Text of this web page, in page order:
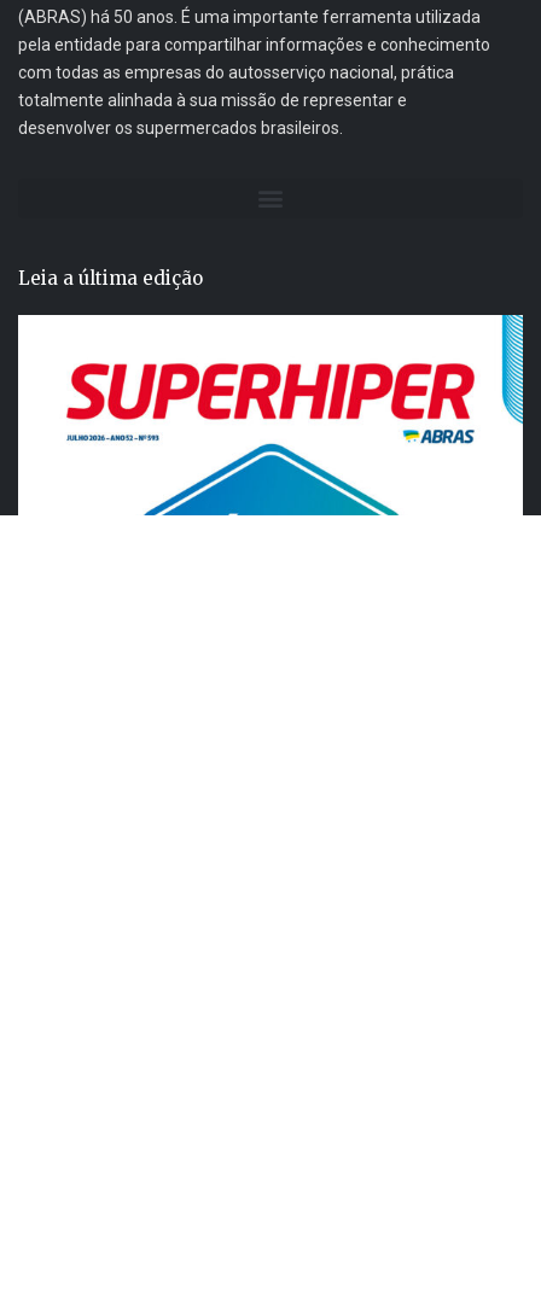
(ABRAS) há 50 anos. É uma importante ferramenta utilizada
pela entidade para compartilhar informações e conhecimento
com todas as empresas do autosserviço nacional, prática
totalmente alinhada à sua missão de representar e
desenvolver os supermercados brasileiros.
Leia a última edição